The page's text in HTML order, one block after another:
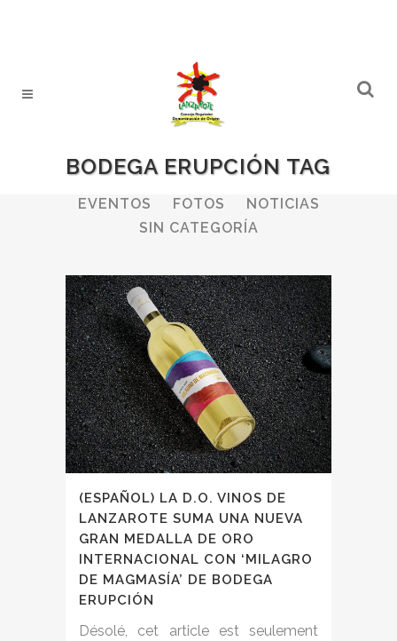
BODEGA ERUPCIÓN TAG
ALL BODEGAS
BOLETINES
EVENTOS
FOTOS
NOTICIAS
SIN CATEGORÍA
(ESPAÑOL) LA D.O. VINOS DE
LANZAROTE SUMA UNA NUEVA
GRAN MEDALLA DE ORO
INTERNACIONAL CON ‘MILAGRO
DE MAGMASÍA’ DE BODEGA
ERUPCIÓN
Désolé, cet article est seulement